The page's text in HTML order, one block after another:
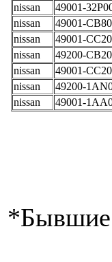
nissan
49001-
nissan
49001-
nissan
49001-
nissan
49200-
nissan
49001-
nissan
49200-
nissan
49001-
*Бывшие